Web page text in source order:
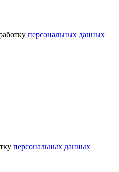
персональных данных
персональных данных